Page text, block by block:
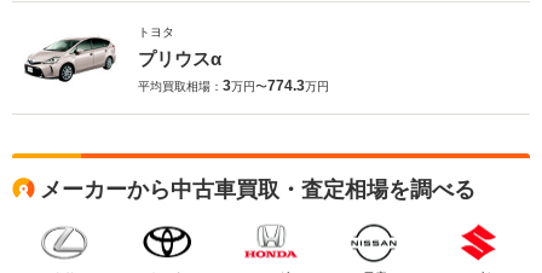
トヨタ
プリウスα
平均買取相場： 3万円〜774.3万円
メーカーから中古車買取・査定相場を調べる